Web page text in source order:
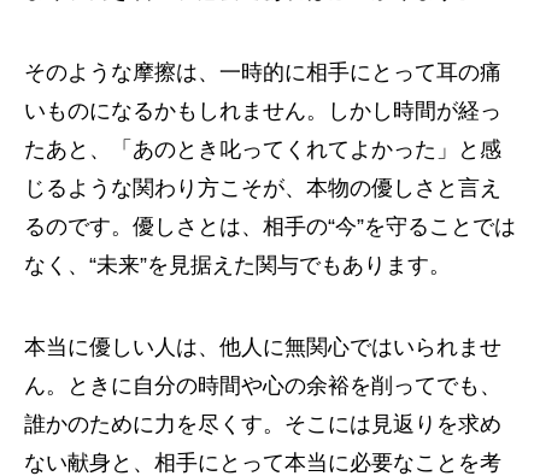
そのような摩擦は、一時的に相手にとって耳の痛
いものになるかもしれません。しかし時間が経っ
たあと、「あのとき叱ってくれてよかった」と感
じるような関わり方こそが、本物の優しさと言え
るのです。優しさとは、相手の“今”を守ることでは
なく、“未来”を見据えた関与でもあります。
本当に優しい人は、他人に無関心ではいられませ
ん。ときに自分の時間や心の余裕を削ってでも、
誰かのために力を尽くす。そこには見返りを求め
ない献身と、相手にとって本当に必要なことを考